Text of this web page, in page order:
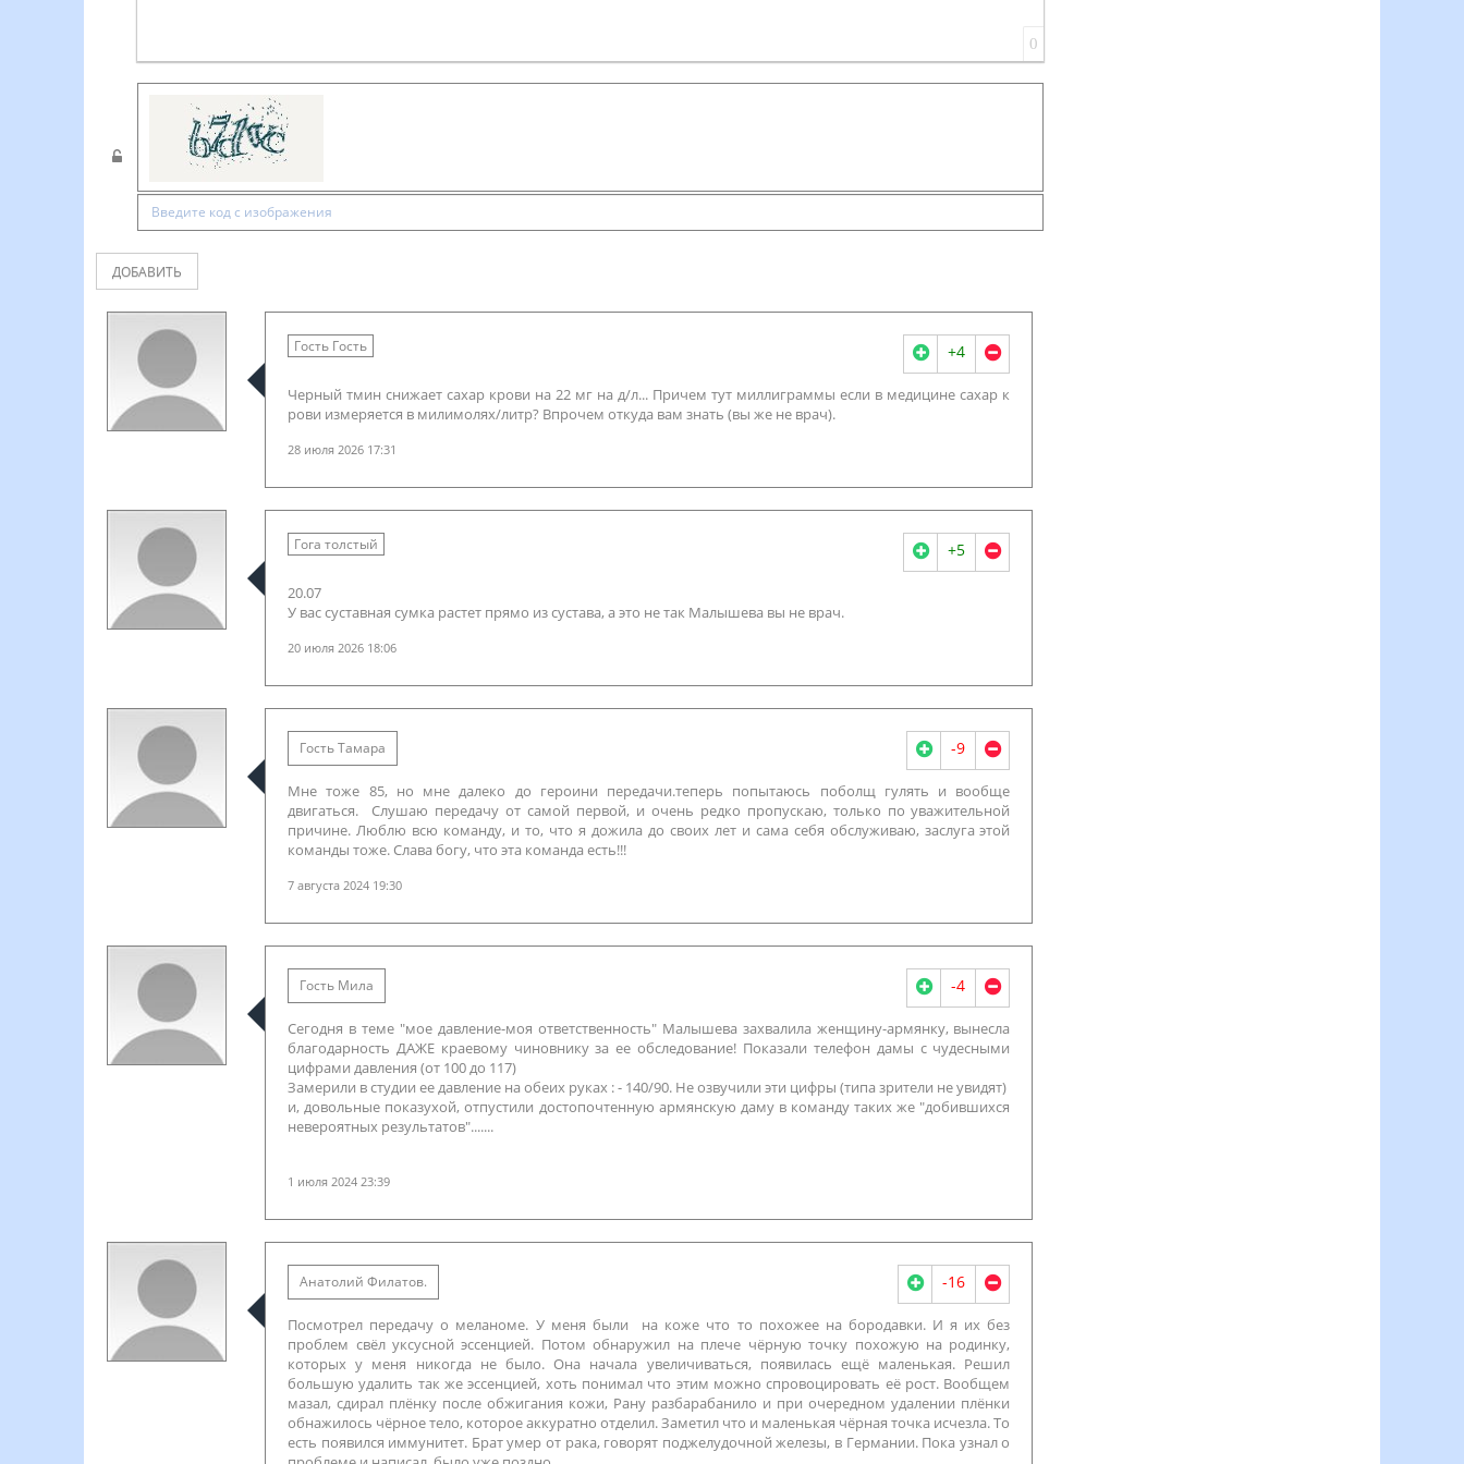
0
ДОБАВИТЬ
Гость Гость +4
Черный тмин снижает сахар крови на 22 мг на д/л... Причем тут миллиграммы если в медицине сахар к
рови измеряется в милимолях/литр? Впрочем откуда вам знать (вы же не врач).
28 июля 2026 17:31
Гога толстый +5
20.07
У вас суставная сумка растет прямо из сустава, а это не так Малышева вы не врач.
20 июля 2026 18:06
Гость Тамара -9
Мне тоже 85, но мне далеко до героини передачи.теперь попытаюсь поболщ гулять и вообще
двигаться. Слушаю передачу от самой первой, и очень редко пропускаю, только по уважительной
причине. Люблю всю команду, и то, что я дожила до своих лет и сама себя обслуживаю, заслуга этой
команды тоже. Слава богу, что эта команда есть!!!
7 августа 2024 19:30
Гость Мила -4
Сегодня в теме "мое давление-моя ответственность" Малышева захвалила женщину-армянку, вынесла
благодарность ДАЖЕ краевому чиновнику за ее обследование! Показали телефон дамы с чудесными
цифрами давления (от 100 до 117)
Замерили в студии ее давление на обеих руках : - 140/90. Не озвучили эти цифры (типа зрители не увидят)
и, довольные показухой, отпустили достопочтенную армянскую даму в команду таких же "добившихся
невероятных результатов".......
1 июля 2024 23:39
Анатолий Филатов. -16
Посмотрел передачу о меланоме. У меня были на коже что то похожее на бородавки. И я их без
проблем свёл уксусной эссенцией. Потом обнаружил на плече чёрную точку похожую на родинку,
которых у меня никогда не было. Она начала увеличиваться, появилась ещё маленькая. Решил
большую удалить так же эссенцией, хоть понимал что этим можно спровоцировать её рост. Вообщем
мазал, сдирал плёнку после обжигания кожи, Рану разбарабанило и при очередном удалении плёнки
обнажилось чёрное тело, которое аккуратно отделил. Заметил что и маленькая чёрная точка исчезла. То
есть появился иммунитет. Брат умер от рака, говорят поджелудочной железы, в Германии. Пока узнал о